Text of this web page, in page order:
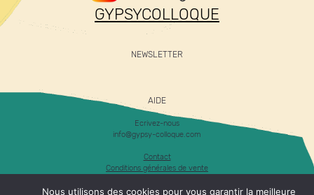
GYPSYCOLLOQUE
NEWSLETTER
AIDE
Ecrivez-nous
info@gypsy-colloque.com
Contact
Conditions générales de vente
Nous utilisons des cookies pour vous garantir la meilleure